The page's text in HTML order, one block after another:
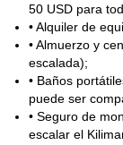
50 USD para
• Alquiler de
• Almuerzo y
escalada);
• Baños
puede ser
• Seguro de
escalar el